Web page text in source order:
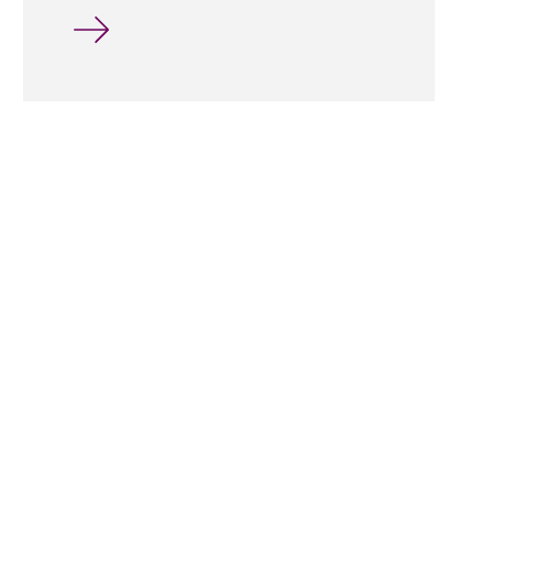
Deepfake-Detektoren sind gut, solange es um